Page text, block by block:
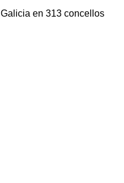
Galicia en 313 concellos